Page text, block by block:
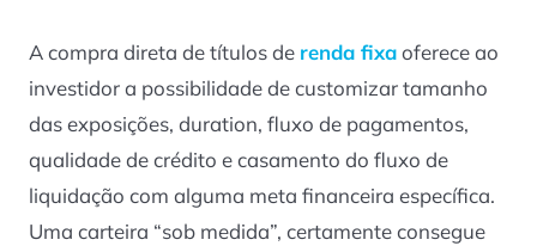
A compra direta de títulos de renda fixaoferece ao
investidor a possibilidade de customizar tamanho
das exposições, duration, fluxo de pagamentos,
qualidade de crédito e casamento do fluxo de
liquidação com alguma meta financeira específica.
Uma carteira “sob medida”, certamente consegue